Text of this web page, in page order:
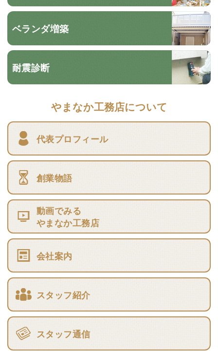
ベランダ増築
耐震診断
やまなか工務店について
代表プロフィール
創業物語
動画でみる
やまなか工務店
会社案内
スタッフ紹介
スタッフ通信